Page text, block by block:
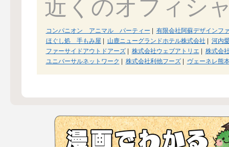
近くのオフィシ
コンパニオン アニマル パーティー
有限会社阿蘇デザインフ
ほぐし処 手もみ屋
山鹿ニューグランドホテル株式会社
河内
ファーサイドアウトドアーズ| 株式会社ウェブアトリエ|
株式会
ユニバーサルネットワーク
株式会社利他フーズ| ヴェーネレ熊